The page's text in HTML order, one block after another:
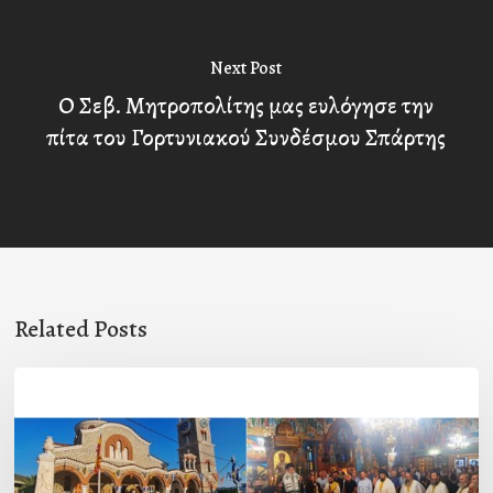
Next Post
Ο Σεβ. Μητροπολίτης μας ευλόγησε την
πίτα του Γορτυνιακού Συνδέσμου Σπάρτης
Related Posts
εορτή
της